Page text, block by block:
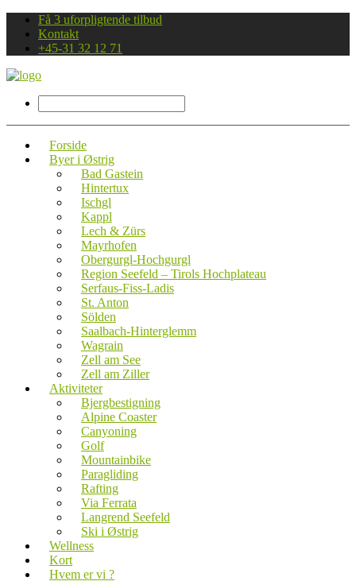
Få 3 uforpligtende tilbud
Kontakt
+45-31 32 12 71
Forside
Byer i Østrig
Bad Gastein
Hintertux
Ischgl
Kappl
Lech & Zürs
Mayrhofen
Obergurgl-Hochgurgl
Region Seefeld – Tirols Hochplateau
Serfaus-Fiss-Ladis
St. Anton
Sölden
Saalbach-Hinterglemm
Wagrain
Zell am See
Zell am Ziller
Aktiviteter
Bjergbestigning
Alpine Coaster
Canyoning
Golf
Mountainbike
Paragliding
Rafting
Via Ferrata
Langrend Seefeld
Ski i Østrig
Wellness
Kort
Hvem er vi ?